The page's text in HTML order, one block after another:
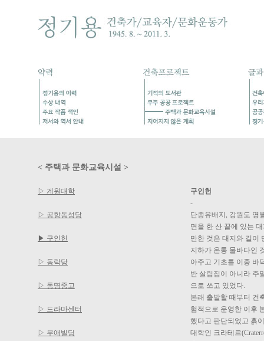
< 주택과 문화교육시설 >
▷ 계원대학
▷ 공항동성당
▶ 구인헌
▷ 동락당
▷ 동명중고
▷ 드라마센터
▷ 무애빌딩
구인헌
-
단종유배지, 강원도 영
면을 한 산 끝에 있는
만한 것은 대지와 길이
지하가 온통 물바다인
아주고 기초를 이중 바
반 살림집이 아니라 주
으로 쓰고 있었다.
본래 출발할 때부터 건
험적으로 운영한 이후
했다고 판단되었고 흙
대학인 크라테르